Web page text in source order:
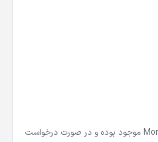
– نسخه انگلیسی قالب Morex موجود بوده و در صورت درخواست